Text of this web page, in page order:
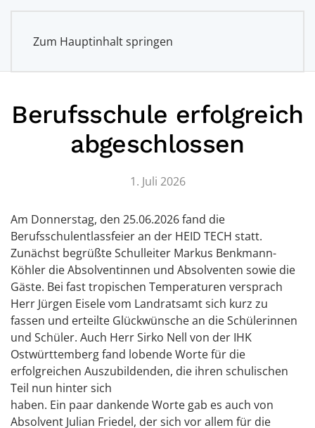
Zum Hauptinhalt springen
Berufsschule erfolgreich
abgeschlossen
1. Juli 2026
Am Donnerstag, den 25.06.2026 fand die
Berufsschulentlassfeier an der HEID TECH statt.
Zunächst begrüßte Schulleiter Markus Benkmann-
Köhler die Absolventinnen und Absolventen sowie die
Gäste. Bei fast tropischen Temperaturen versprach
Herr Jürgen Eisele vom Landratsamt sich kurz zu
fassen und erteilte Glückwünsche an die Schülerinnen
und Schüler. Auch Herr Sirko Nell von der IHK
Ostwürttemberg fand lobende Worte für die
erfolgreichen Auszubildenden, die ihren schulischen
Teil nun hinter sich
haben. Ein paar dankende Worte gab es auch von
Absolvent Julian Friedel, der sich vor allem für die